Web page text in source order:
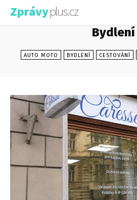
Zprávyplus.cz
Bydlení
AUTO MOTO BYDLENÍ CESTOVÁNÍ